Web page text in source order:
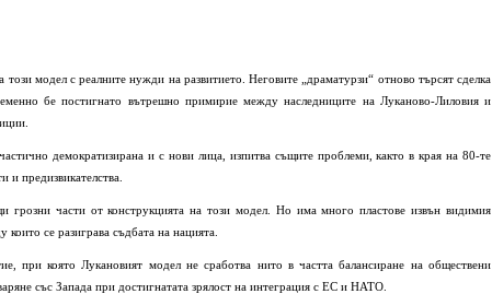
модел с реалните нужди на развитието. Неговите „драматурзи“ отново търсят сделка
бе постигнато вътрешно примирие между наследниците на Луканово-Лиловия и
демократизирана и с нови лица, изпитва същите проблеми, както в края на 80-те
и предизвикателства.
грозни части от конструкцията на този модел. Но има много пластове извън видимия
се разиграва съдбата на нацията.
при която Лукановият модел не сработва нито в частта балансиране на обществени
със Запада при достигнатата зрялост на интеграция с ЕС и НАТО.